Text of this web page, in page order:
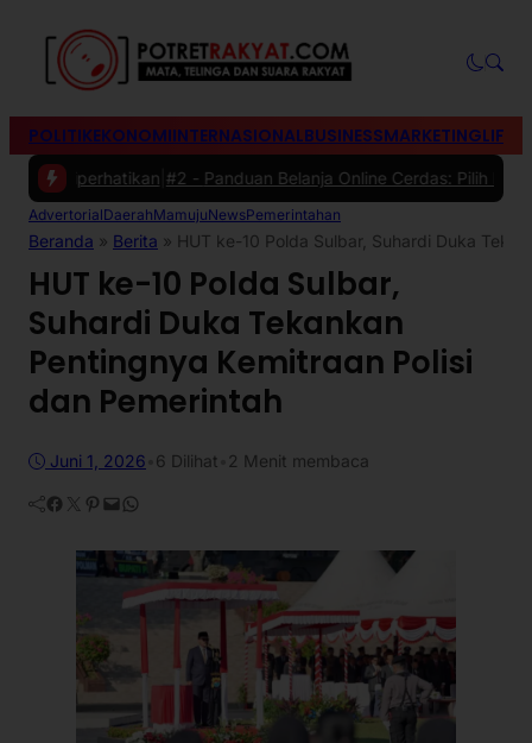
POLITIKEKONOMIINTERNASIONALBUSINESSMARKETING
#2 -Panduan Belanja Online Cerdas: Pilih Produk dengan
AdvertorialDaerahMamujuNewsPemerintahan
Beranda » Berita » HUT ke-10 Polda Sulbar, Suhardi Duka
HUT ke-10 Polda Sulbar,
Suhardi Duka Tekankan
Pentingnya Kemitraan Polisi
dan Pemerintah
Juni 1, 2026 6 Dilihat 2 Menit membaca
Facebook Twitter Pinterest Mail WhatsApp